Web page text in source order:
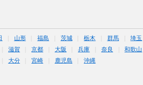
山形 福島 茨城 栃木 群馬 埼玉
滋賀 京都 大阪 兵庫 奈良 和歌山
大分 宮崎 鹿児島 沖縄